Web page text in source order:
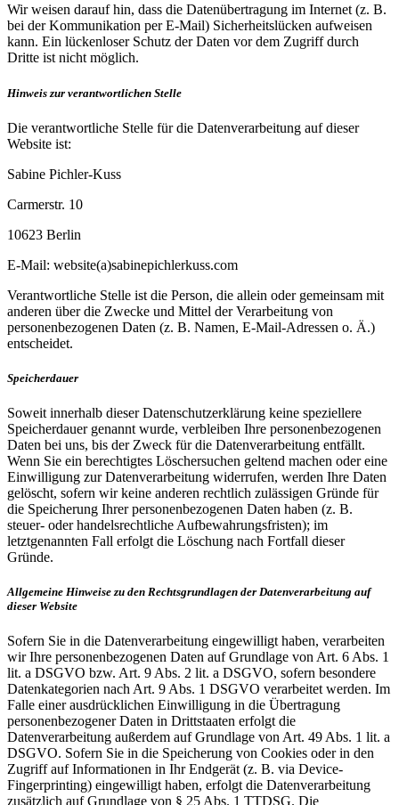
Wir weisen darauf hin, dass die Datenübertragung im Internet (z. B.
bei der Kommunikation per E-Mail) Sicherheitslücken aufweisen
kann. Ein lückenloser Schutz der Daten vor dem Zugriff durch
Dritte ist nicht möglich.
Hinweis zur verantwortlichen Stelle
Die verantwortliche Stelle für die Datenverarbeitung auf dieser
Website ist:
Sabine Pichler-Kuss
Carmerstr. 10
10623 Berlin
E-Mail: website(a)sabinepichlerkuss.com
Verantwortliche Stelle ist die Person, die allein oder gemeinsam mit
anderen über die Zwecke und Mittel der Verarbeitung von
personenbezogenen Daten (z. B. Namen, E-Mail-Adressen o. Ä.)
entscheidet.
Speicherdauer
Soweit innerhalb dieser Datenschutzerklärung keine speziellere
Speicherdauer genannt wurde, verbleiben Ihre personenbezogenen
Daten bei uns, bis der Zweck für die Datenverarbeitung entfällt.
Wenn Sie ein berechtigtes Löschersuchen geltend machen oder eine
Einwilligung zur Datenverarbeitung widerrufen, werden Ihre Daten
gelöscht, sofern wir keine anderen rechtlich zulässigen Gründe für
die Speicherung Ihrer personenbezogenen Daten haben (z. B.
steuer- oder handelsrechtliche Aufbewahrungsfristen); im
letztgenannten Fall erfolgt die Löschung nach Fortfall dieser
Gründe.
Allgemeine Hinweise zu den Rechtsgrundlagen der Datenverarbeitung auf
dieser Website
Sofern Sie in die Datenverarbeitung eingewilligt haben, verarbeiten
wir Ihre personenbezogenen Daten auf Grundlage von Art. 6 Abs. 1
lit. a DSGVO bzw. Art. 9 Abs. 2 lit. a DSGVO, sofern besondere
Datenkategorien nach Art. 9 Abs. 1 DSGVO verarbeitet werden. Im
Falle einer ausdrücklichen Einwilligung in die Übertragung
personenbezogener Daten in Drittstaaten erfolgt die
Datenverarbeitung außerdem auf Grundlage von Art. 49 Abs. 1 lit. a
DSGVO. Sofern Sie in die Speicherung von Cookies oder in den
Zugriff auf Informationen in Ihr Endgerät (z. B. via Device-
Fingerprinting) eingewilligt haben, erfolgt die Datenverarbeitung
zusätzlich auf Grundlage von § 25 Abs. 1 TTDSG. Die